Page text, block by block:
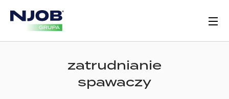
zatrudnianie
spawaczy